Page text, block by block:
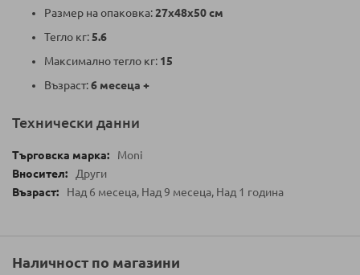
Размер на опаковка:27x48x50 см
Тегло кг:5.6
Максимално тегло кг: 15
Възраст:6 месеца +
Технически данни
Moni
Други
Над 6 месеца, Над 9 месеца, Над 1 година
Наличност по магазини